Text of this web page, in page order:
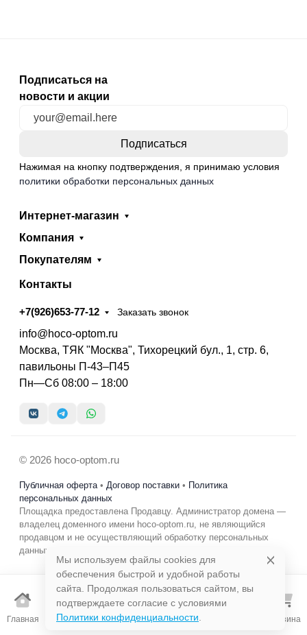
Главная Каталог Поиск Корзина
Подписаться на
новости и акции
Нажимая на кнопку подтверждения, я принимаю условия
политики обработки персональных данных
Интернет-магазин
Компания
Покупателям
Контакты
+7(926)653-77-12 Заказать звонок
info@hoco-optom.ru
Москва, ТЯК "Москва", Тихорецкий бул., 1, стр. 6,
павильоны П-43–П45
Пн—Сб 08:00 – 18:00
© 2026 hoco-optom.ru
Публичная оферта• Договор поставки • Политика
персональных данных
Площадка предоставлена Продавцу. Администратор домена —
владелец доменного имени hoco-optom.ru, не являющийся
продавцом и не осуществляющий обработку персональных
данных в коммерческих целях.
Мы используем файлы cookies для
обеспечения быстрой и удобной работы
сайта. Продолжая пользоваться сайтом, вы
подтверждаете согласие с условиями
Политики конфиденциальности